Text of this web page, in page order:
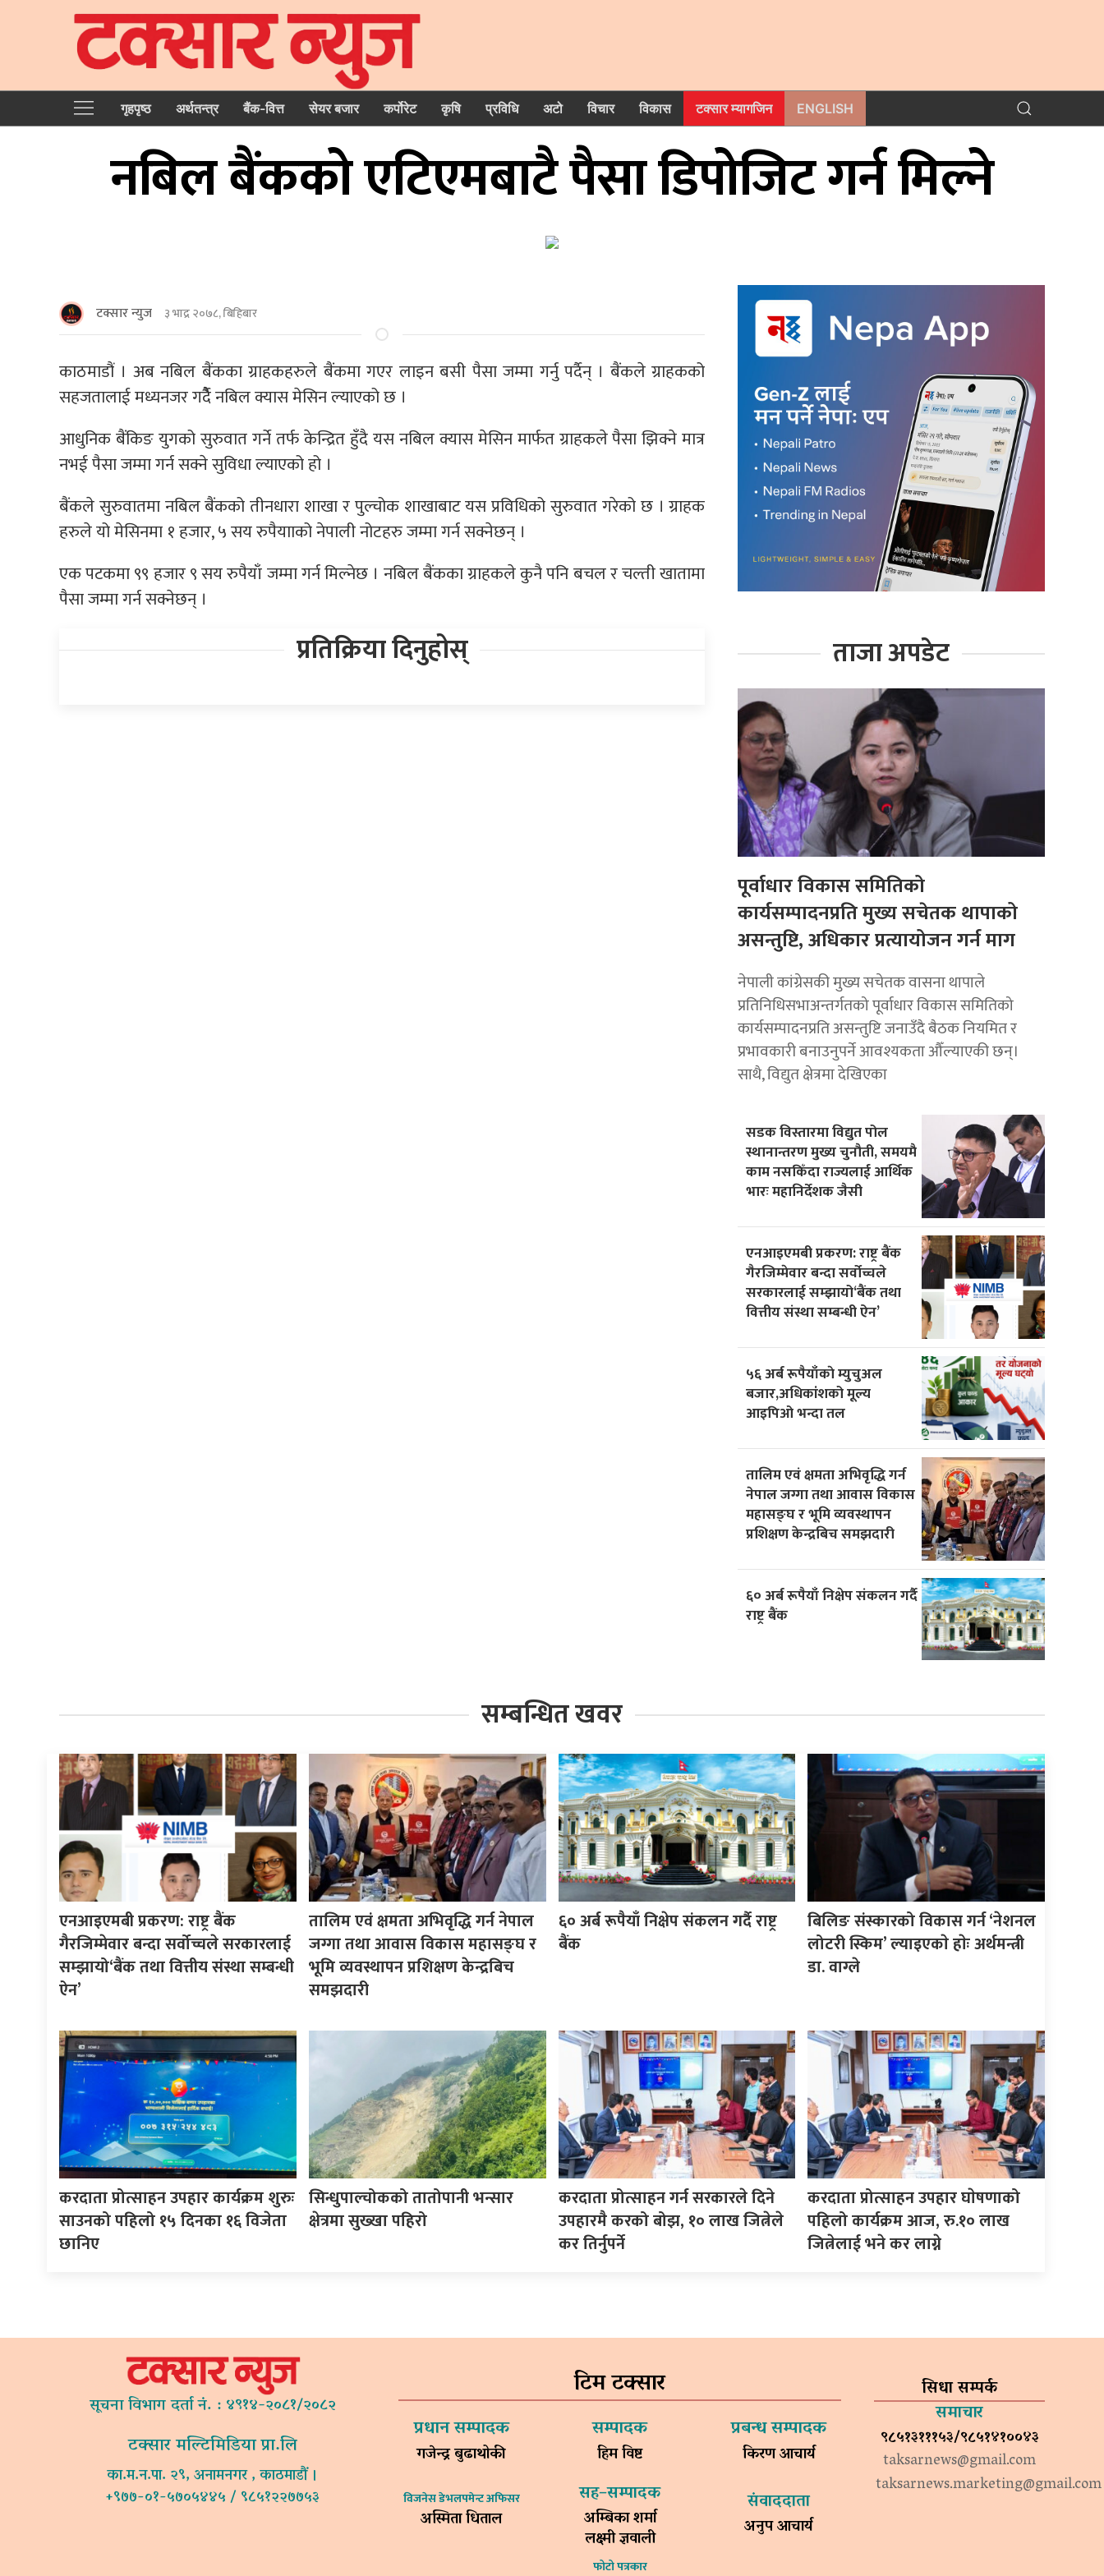
गृहपृष्‍ठ अर्थतन्त्र बैंक-वित्त सेयर बजार कर्पोरेट कृषि प्रविधि अटो विचार विकास टक्सार म्यागजिन ENGLISH
नबिल बैंकको एटिएमबाटै पैसा डिपोजिट गर्न मिल्ने
टक्सार न्युज ३ भाद्र २०७८, बिहिबार
काठमाडौं । अब नबिल बैंकका ग्राहकहरुले बैंकमा गएर लाइन बसी पैसा जम्मा गर्नु पर्दैन् । बैंकले ग्राहकको
सहजतालाई मध्यनजर गर्दैै नबिल क्यास मेसिन ल्याएको छ ।
आधुनिक बैंकिङ युगको सुरुवात गर्ने तर्फ केन्द्रित हुँदै यस नबिल क्यास मेसिन मार्फत ग्राहकले पैसा झिक्ने मात्र
नभई पैसा जम्मा गर्न सक्ने सुविधा ल्याएको हो ।
बैंकले सुरुवातमा नबिल बैंकको तीनधारा शाखा र पुल्चोक शाखाबाट यस प्रविधिको सुरुवात गरेको छ । ग्राहक
हरुले यो मेसिनमा १ हजार, ५ सय रुपैयााको नेपाली नोटहरु जम्मा गर्न सक्नेछन् ।
एक पटकमा ९९ हजार ९ सय रुपैयाँ जम्मा गर्न मिल्नेछ । नबिल बैंकका ग्राहकले कुनै पनि बचल र चल्ती खातामा
पैसा जम्मा गर्न सक्नेछन् ।
प्रतिक्रिया दिनुहोस् ताजा अपडेट
पूर्वाधार विकास समितिको
कार्यसम्पादनप्रति मुख्य सचेतक थापाको
असन्तुष्टि, अधिकार प्रत्यायोजन गर्न माग
नेपाली कांग्रेसकी मुख्य सचेतक वासना थापाले
प्रतिनिधिसभाअन्तर्गतको पूर्वाधार विकास समितिको
कार्यसम्पादनप्रति असन्तुष्टि जनाउँदै बैठक नियमित र
प्रभावकारी बनाउनुपर्ने आवश्यकता औँल्याएकी छन्।
साथै, विद्युत क्षेत्रमा देखिएका
सडक विस्तारमा विद्युत पोल
स्थानान्तरण मुख्य चुनौती, समयमै
काम नसकिँदा राज्यलाई आर्थिक
भारः महानिर्देशक जैसी
एनआइएमबी प्रकरण: राष्ट्र बैंक
गैरजिम्मेवार बन्दा सर्वोच्चले
सरकारलाई सम्झायो‘बैंक तथा
वित्तीय संस्था सम्बन्धी ऐन’
५६ अर्ब रूपैयाँकाे म्युचुअल
बजार,अधिकांशको मूल्य
आइपिओ भन्दा तल
तालिम एवं क्षमता अभिवृद्धि गर्न
नेपाल जग्गा तथा आवास विकास
महासङ्घ र भूमि व्यवस्थापन
प्रशिक्षण केन्द्रबिच समझदारी
६० अर्ब रूपैयाँ निक्षेप संकलन गर्दै
राष्ट्र बैंक
सम्बन्धित खवर
एनआइएमबी प्रकरण: राष्ट्र बैंक
गैरजिम्मेवार बन्दा सर्वोच्चले सरकारलाई
सम्झायो‘बैंक तथा वित्तीय संस्था सम्बन्धी
ऐन’
तालिम एवं क्षमता अभिवृद्धि गर्न नेपाल
जग्गा तथा आवास विकास महासङ्घ र
भूमि व्यवस्थापन प्रशिक्षण केन्द्रबिच
समझदारी
६० अर्ब रूपैयाँ निक्षेप संकलन गर्दै राष्ट्र
बैंक
बिलिङ संस्कारको विकास गर्न ‘नेशनल
लोटरी स्किम’ ल्याइएकाे हाेः अर्थमन्त्री
डा. वाग्ले
करदाता प्रोत्साहन उपहार कार्यक्रम शुरुः
साउनको पहिलो १५ दिनका १६ विजेता
छानिए
सिन्धुपाल्चोकको तातोपानी भन्सार
क्षेत्रमा सुख्खा पहिरो
करदाता प्रोत्साहन गर्न सरकारले दिने
उपहारमै करको बोझ, १० लाख जित्नेले
कर तिर्नुपर्ने
करदाता प्रोत्साहन उपहार घाेषणाको
पहिलो कार्यक्रम आज, रु.१० लाख
जित्नेलाई भने कर लाग्ने
सूचना विभाग दर्ता नं. : ४९१४-२०८१/२०८२
टक्सार मल्टिमिडिया प्रा.लि
का.म.न.पा. २९, अनामनगर , काठमाडौं ।
+९७७-०१-५७०५४४५ / ९८५१२२७७५३
टिम टक्सार
प्रधान सम्पादक
गजेन्द्र बुढाथोकी
सम्पादक
हिम विष्ट
प्रबन्ध सम्पादक
किरण आचार्य
विजनेस डेभलपमेन्ट अफिसर
अस्मिता धिताल
सह–सम्पादक
अम्बिका शर्मा
लक्ष्मी ज्ञवाली
फोटो पत्रकार
संवाददाता
अनुप आचार्य
सिधा सम्पर्क
समाचार
९८५१३१११५३/९८५१४१००४३
taksarnews@gmail.com
taksarnews.marketing@gmail.com